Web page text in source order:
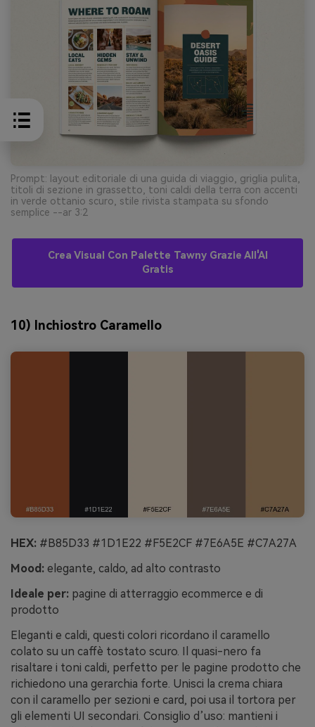
Prompt: layout editoriale di una guida di viaggio, griglia pulita,
titoli di sezione in grassetto, toni caldi della terra con accenti
in verde ottanio scuro, stile rivista stampata su sfondo
semplice --ar 3:2
Crea Visual Con Palette Tawny Grazie All'AI
Gratis
10) Inchiostro Caramello
HEX: #B85D33 #1D1E22 #F5E2CF #7E6A5E #C7A27A
Mood: elegante, caldo, ad alto contrasto
Ideale per: pagine di atterraggio ecommerce e di
prodotto
Eleganti e caldi, questi colori ricordano il caramello
colato su un caffè tostato scuro. Il quasi-nero fa
risaltare i toni caldi, perfetto per le pagine prodotto che
richiedono una gerarchia forte. Unisci la crema chiara
con il caramello per sezioni e card, poi usa il tortora per
gli elementi UI secondari. Consiglio d’uso: mantieni i